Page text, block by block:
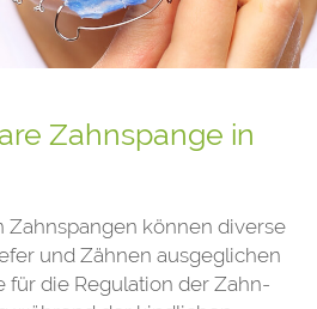
Zahnspange in
Zahnspangen können diverse
und Zähnen ausgeglichen
für die Regulation der Zahn-